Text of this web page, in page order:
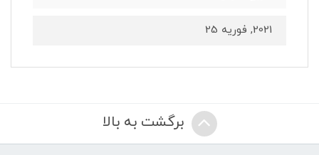
2021, فوریه 25
برگشت به بالا